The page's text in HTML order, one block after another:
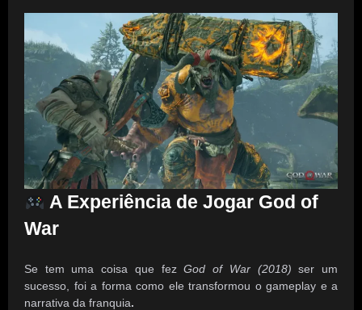
A Experiência de Jogar God of
War
Se tem uma coisa que fezGod of War (2018) ser um
sucesso, foi a forma como ele transformou o gameplay e a
narrativa da franquia.